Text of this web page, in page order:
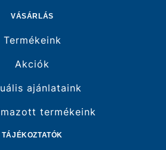
VÁSÁRLÁS
Termékeink
Akciók
ajánlataink
termékeink
TÁJÉKOZTATÓK